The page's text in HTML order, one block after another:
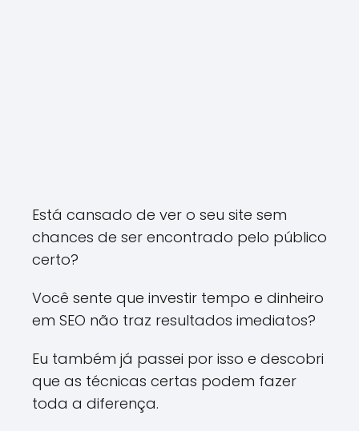
Está cansado de ver o seu site sem
chances de ser encontrado pelo público
certo?
Você sente que investir tempo e dinheiro
em SEO não traz resultados imediatos?
Eu também já passei por isso e descobri
que as técnicas certas podem fazer
toda a diferença.